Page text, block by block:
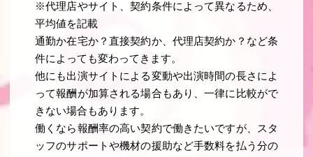
※代理店やサイト、契約条件によって異なるため、
平均値を記載
通勤か在宅か？直接契約か、代理店契約か？など条
件によっても変わってきます。
他にも出演サイトによる変動や出演時間の長さによ
って報酬が加算される場合もあり、一律に比較がで
きない場合もあります。
働くなら報酬率の高い契約で働きたいですが、スタ
ッフのサポートや機材の援助など手数料を払う分の